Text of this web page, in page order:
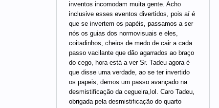
inventos incomodam muita gente. Acho
inclusive esses eventos divertidos, pois aí é
que se invertem os papéis, passamos a ser
nós os guias dos normovisuais e eles,
coitadinhos, cheios de medo de cair a cada
passo vacilante que dão agarrados ao braço
do cego, hora está a ver Sr. Tadeu agora é
que disse uma verdade, ao se ter invertido
os papeis, demos um passo avançado na
desmistificação da cegueira,lol. Caro Tadeu,
obrigada pela desmistificação do quarto